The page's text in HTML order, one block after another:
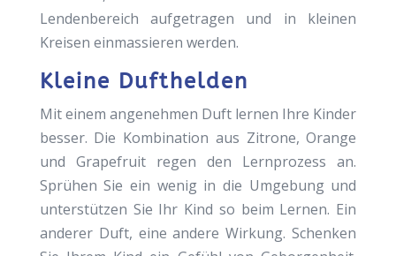
Lendenbereich aufgetragen und in kleinen
Kreisen einmassieren werden.
Kleine Dufthelden
Mit einem angenehmen Duft lernen Ihre Kinder
besser. Die Kombination aus Zitrone, Orange
und Grapefruit regen den Lernprozess an.
Sprühen Sie ein wenig in die Umgebung und
unterstützen Sie Ihr Kind so beim Lernen. Ein
anderer Duft, eine andere Wirkung. Schenken